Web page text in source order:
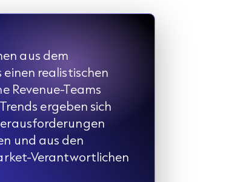
aus dem
realistischen
Revenue-Teams
ergeben sich
und aus den
Verantwortlichen